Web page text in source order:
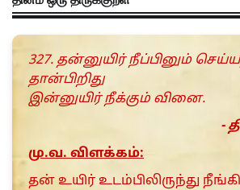
327. தன்னுயிர் நீப்பினும்
தான்பிறிது
இன்னுயிர் நீக்கும் வினை.
-
மு.வ. விளக்கம்:
தன் உயிர் உடம்பிலிருந்து